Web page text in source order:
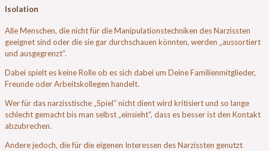
Isolation
Alle Menschen, die nicht für die Manipulationstechniken des Narzissten
geeignet sind oder die sie gar durchschauen könnten, werden „aussortiert
und ausgegrenzt“.
Dabei spielt es keine Rolle ob es sich dabei um Deine Familienmitglieder,
Freunde oder Arbeitskollegen handelt.
Wer für das narzisstische „Spiel“ nicht dient wird kritisiert und so lange
schlecht gemacht bis man selbst „einsieht“, dass es besser ist den Kontakt
abzubrechen.
Andere jedoch, die für die eigenen Interessen des Narzissten genutzt